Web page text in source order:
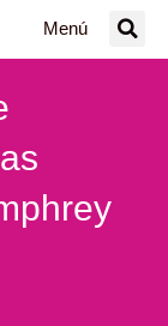
Menú